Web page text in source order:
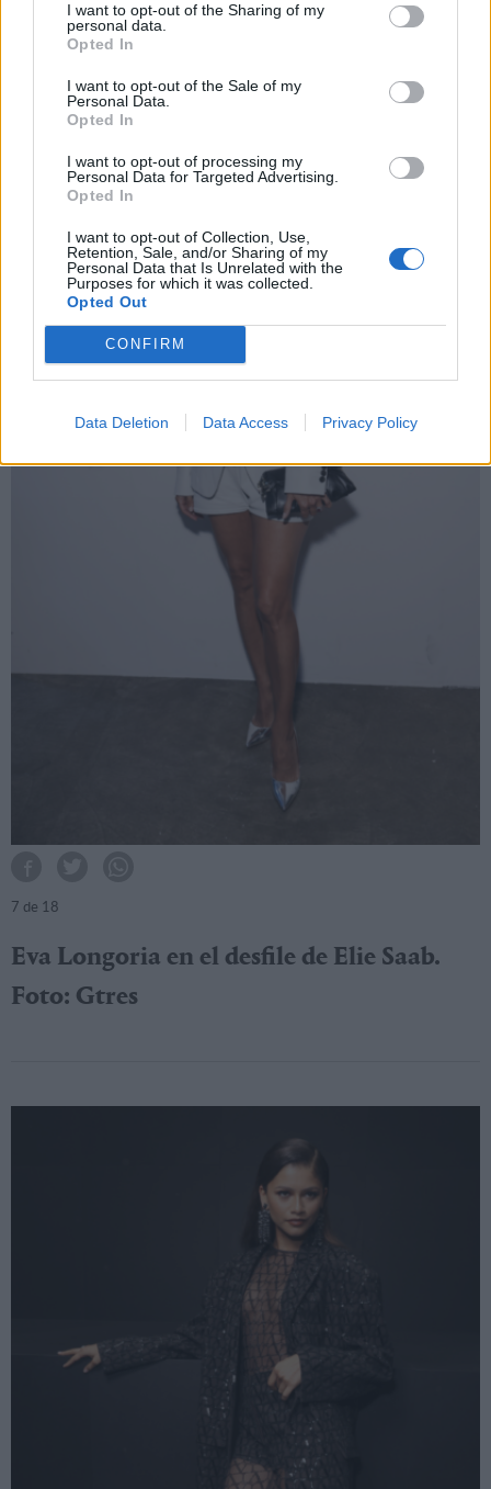
I want to opt-out of the Sharing of my
personal data.
Opted In
I want to opt-out of the Sale of my
Personal Data.
Opted In
I want to opt-out of processing my
Personal Data for Targeted Advertising.
Opted In
I want to opt-out of Collection, Use,
Retention, Sale, and/or Sharing of my
Personal Data that Is Unrelated with the
Purposes for which it was collected.
Opted Out
CONFIRM
Data Deletion Data Access Privacy Policy
Foto: Gtres
7 de 18
Eva Longoria en el desfile de Elie Saab.
Foto: Gtres